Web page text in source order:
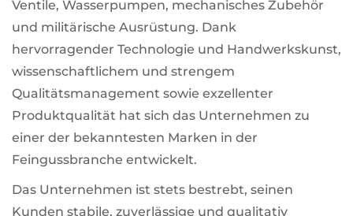
Ventile, Wasserpumpen, mechanisches Zubehör
und militärische Ausrüstung. Dank
hervorragender Technologie und Handwerkskunst,
wissenschaftlichem und strengem
Qualitätsmanagement sowie exzellenter
Produktqualität hat sich das Unternehmen zu
einer der bekanntesten Marken in der
Feingussbranche entwickelt.
Das Unternehmen ist stets bestrebt, seinen
Kunden stabile, zuverlässige und qualitativ